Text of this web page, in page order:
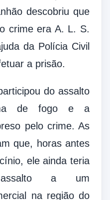
descobriu que
crime era A. L. S.
da Polícia Civil
a prisão.
do assalto
de fogo e a
pelo crime. As
que, horas antes
ele ainda teria
a um
na região do